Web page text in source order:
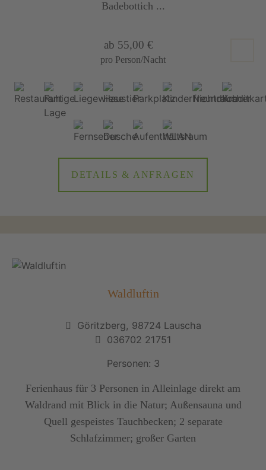
Badebottich ...
ab 55,00 €
pro Person/Nacht
DETAILS & ANFRAGEN
Waldluftin
Göritzberg, 98724 Lauscha
036702 21751
Personen: 3
Ferienhaus für 3 Personen in Alleinlage direkt am
Waldrand mit Blick in die Natur; Außensauna und
Quell gespeistes Tauchbecken; 2 separate
Schlafzimmer; großer Garten